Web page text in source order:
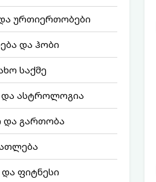
ურთიერთობები
და ჰობი
საქმე
ასტროლოგია
და გართობა
ფიტნესი